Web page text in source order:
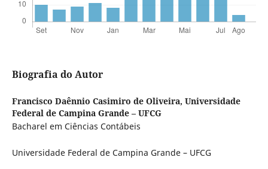
Biografia do Autor
Francisco Daênnio Casimiro de Oliveira, Universidade
Federal de Campina Grande – UFCG
Bacharel em Ciências Contábeis
Universidade Federal de Campina Grande – UFCG